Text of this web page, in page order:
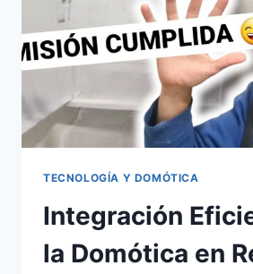
TECNOLOGÍA Y DOMÓTICA
Integración
la Domótica en